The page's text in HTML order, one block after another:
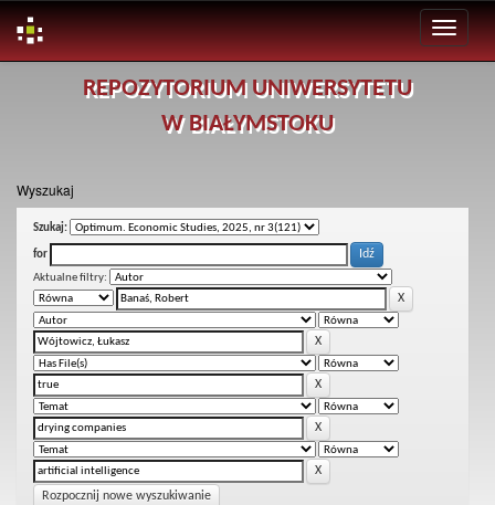
REPOZYTORIUM UNIWERSYTETU
W BIAŁYMSTOKU
Wyszukaj
Szukaj:
for
Aktualne filtry:
Rozpocznij nowe wyszukiwanie